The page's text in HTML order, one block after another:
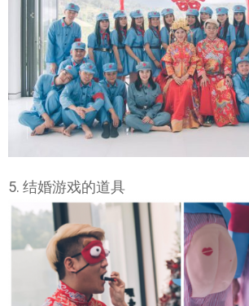
5. 结婚游戏的道具